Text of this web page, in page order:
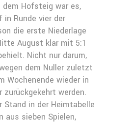
dem Hofsteig war es,
in Runde vier der
die erste Niederlage
August klar mit 5:1
Nicht nur darum,
dem Nuller zuletzt
Wochenende wieder in
zurückgekehrt werden.
Stand in der Heimtabelle
aus sieben Spielen,